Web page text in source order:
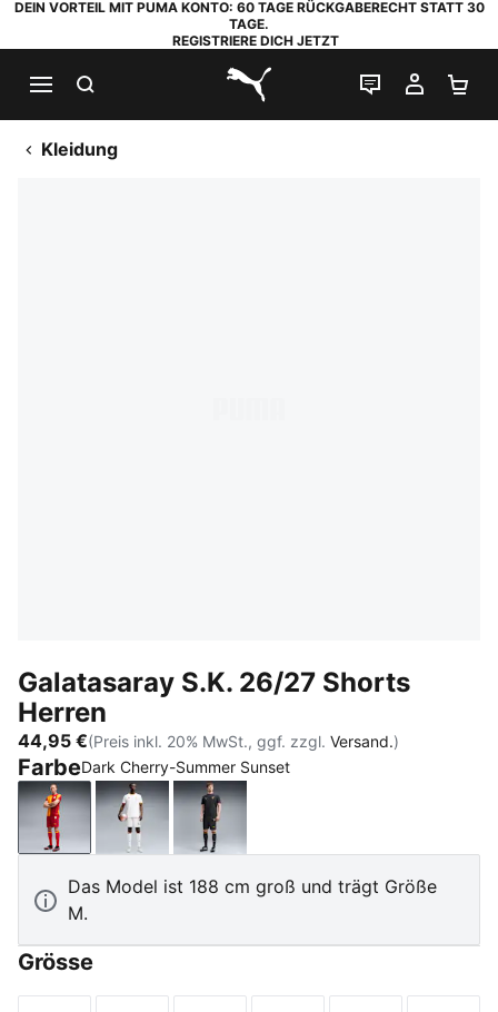
DEIN VORTEIL MIT PUMA KONTO: 60 TAGE RÜCKGABERECHT STATT 30
TAGE.
REGISTRIERE DICH JETZT
PUMA.com
LIVE-CHAT
MEIN
Kleidung
Galatasaray S.K. 26/27 Shorts
Herren
44,95 €(Preis inkl. 20% MwSt., ggf. zzgl. Versand.)
FarbeDark Cherry-Summer Sunset
Dark Cherry-Summer Sunset
PUMA White-Dark Cherry-Summer Sunset
Flat Dark Gray-Plum Wine
Das Model ist 188 cm groß und trägt Größe
M.
Grösse